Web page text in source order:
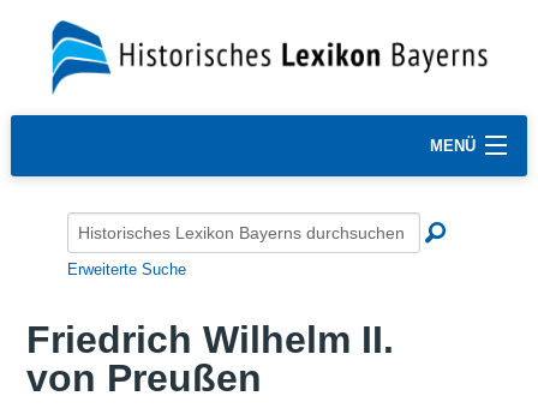
MENÜ
Erweiterte Suche
Friedrich Wilhelm II.
von Preußen